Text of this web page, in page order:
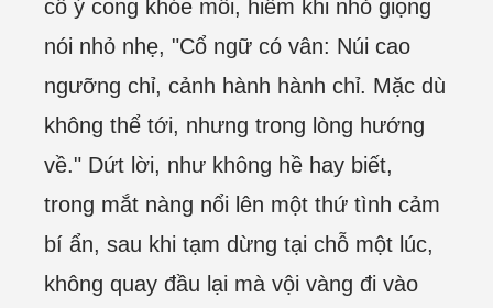
cố ý cong khóe môi, hiếm khi nhỏ giọng
nói nhỏ nhẹ, "Cổ ngữ có vân: Núi cao
ngưỡng chỉ, cảnh hành hành chỉ. Mặc dù
không thể tới, nhưng trong lòng hướng
về." Dứt lời, như không hề hay biết,
trong mắt nàng nổi lên một thứ tình cảm
bí ẩn, sau khi tạm dừng tại chỗ một lúc,
không quay đầu lại mà vội vàng đi vào